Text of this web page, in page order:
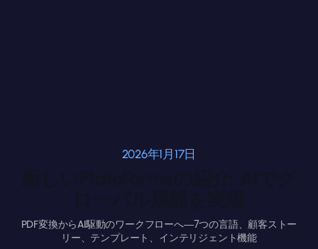
2026年1月17日
PDF変換からAI駆動のワークフローへ—7つの言語、顧客ストー
リー、テンプレート、インテリジェント機能